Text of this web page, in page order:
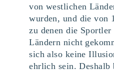
von westlichen
wurden, und die von
zu denen die
Ländern nicht
sich also keine
ehrlich sein. Deshalb